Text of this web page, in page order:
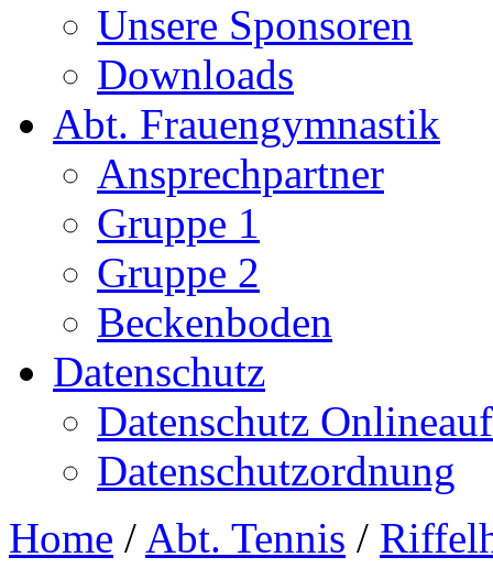
Unsere Sponsoren
Downloads
Abt. Frauengymnastik
Ansprechpartner
Gruppe 1
Gruppe 2
Beckenboden
Datenschutz
Datenschutz
Datenschutzordnung
Home / Abt. Tennis /